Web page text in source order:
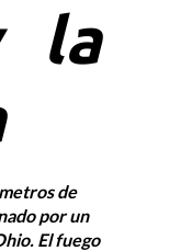
la
de
por un
El fuego